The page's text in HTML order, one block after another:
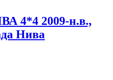
4*4 2009-н.в.,
Нива